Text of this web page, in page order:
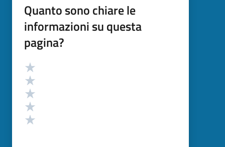
Quanto sono chiare le
informazioni su questa
pagina?
Valutazione